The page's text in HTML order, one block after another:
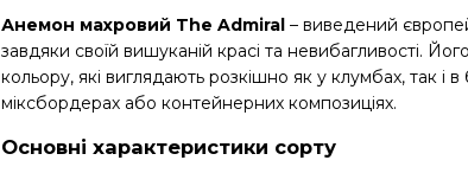
Анемон махровий The Admiral – виведений
завдяки своїй вишуканій красі та невибагливості.
кольору, які виглядають розкішно як у клумбах, так і
міксбордерах або контейнерних композиціях.
Основні характеристики сорту